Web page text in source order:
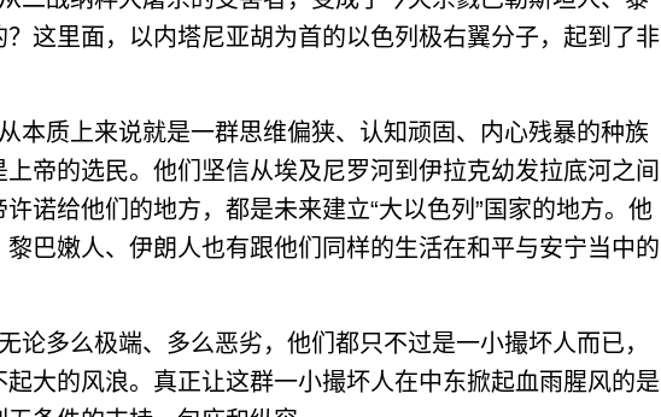
这里面，以内塔尼亚胡为首的以色列极右翼分子，起到了非
质上来说就是一群思维偏狭、认知顽固、内心残暴的种族
帝的选民。他们坚信从埃及尼罗河到伊拉克幼发拉底河之间
诺给他们的地方，都是未来建立“大以色列”国家的地方。他
巴嫩人、伊朗人也有跟他们同样的生活在和平与安宁当中的
多么极端、多么恶劣，他们都只不过是一小撮坏人而已，
大的风浪。真正让这群一小撮坏人在中东掀起血雨腥风的是